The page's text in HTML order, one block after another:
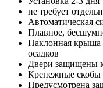
не требует
Автоматическая
Плавное,
Наклонная крыша
осадков
Двери защищены
Крепежные скобы
Предусмотрена